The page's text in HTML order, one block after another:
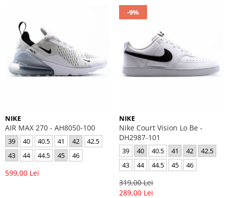
NIKE
AIR MAX 270 - AH8050-100
39 40 40.5 41 42
42.5
43
44 44.5 45 46
599,00 Lei
-9%
NIKE
Nike Court Vision Lo Be -
DH2987-101
39 40 40.5 41 42
42.5
43
44 44.5 45 46
319,00 Lei
289,00 Lei